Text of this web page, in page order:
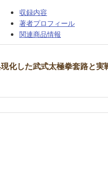
収録内容
著者プロフィール
関連商品情報
化した武式太極拳套路と実